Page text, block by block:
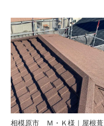
相模原市 Ｍ・Ｋ様｜屋根葺